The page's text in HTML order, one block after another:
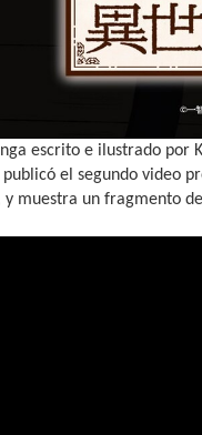
escrito e ilustrado por
el segundo video
muestra un fragmento